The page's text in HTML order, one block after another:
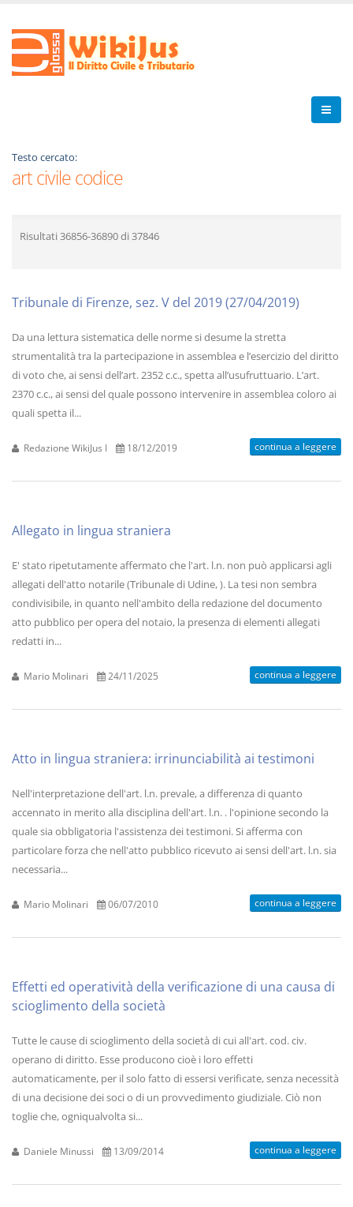
Testo cercato:
art civile codice
Risultati 36856-36890di 37846
Tribunale di Firenze, sez. V del 2019 (27/04/2019)
Da una lettura sistematica delle norme si desume la stretta
strumentalità tra la partecipazione in assemblea e l’esercizio del diritto
di voto che, ai sensi dell’art. 2352 c.c., spetta all’usufruttuario. L’art.
2370 c.c., ai sensi del quale possono intervenire in assemblea coloro ai
quali spetta il...
Redazione WikiJus I 18/12/2019 continua a leggere
Allegato in lingua straniera
E' stato ripetutamente affermato che l'art. l.n. non può applicarsi agli
allegati dell'atto notarile (Tribunale di Udine, ). La tesi non sembra
condivisibile, in quanto nell'ambito della redazione del documento
atto pubblico per opera del notaio, la presenza di elementi allegati
redatti in...
Mario Molinari 24/11/2025 continua a leggere
Atto in lingua straniera: irrinunciabilità ai testimoni
Nell'interpretazione dell'art. l.n. prevale, a differenza di quanto
accennato in merito alla disciplina dell'art. l.n. . l'opinione secondo la
quale sia obbligatoria l'assistenza dei testimoni. Si afferma con
particolare forza che nell'atto pubblico ricevuto ai sensi dell'art. l.n. sia
necessaria...
Mario Molinari 06/07/2010 continua a leggere
Effetti ed operatività della verificazione di una causa di
scioglimento della società
Tutte le cause di scioglimento della società di cui all'art. cod. civ.
operano di diritto. Esse producono cioè i loro effetti
automaticamente, per il solo fatto di essersi verificate, senza necessità
di una decisione dei soci o di un provvedimento giudiziale. Ciò non
toglie che, ogniqualvolta si...
Daniele Minussi 13/09/2014 continua a leggere